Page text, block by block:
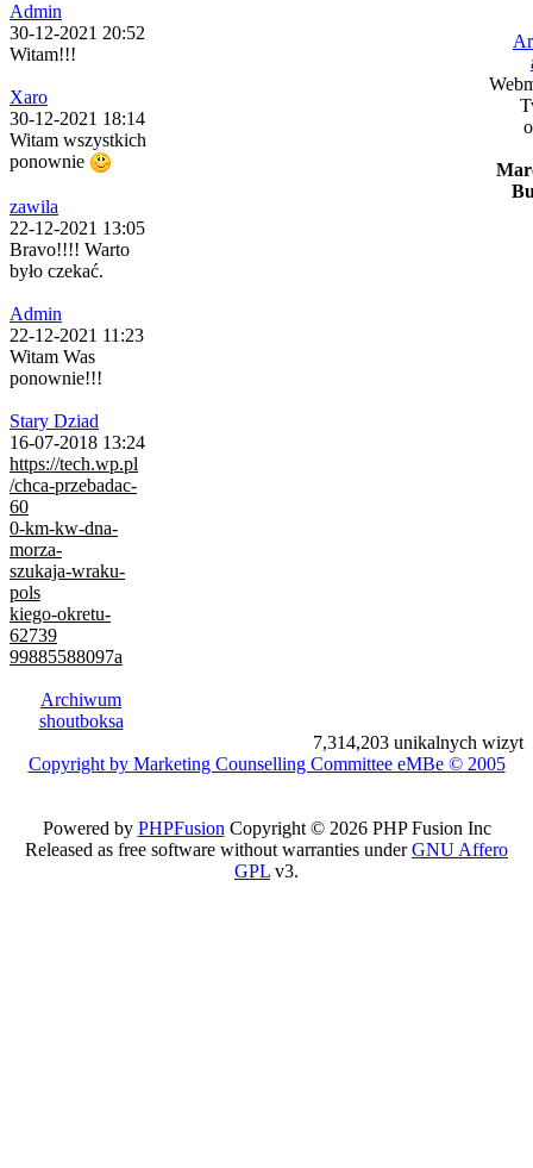
Admin
30-12-2021 20:52
Witam!!!
Xaro
30-12-2021 18:14
Witam wszystkich
ponownie
zawila
22-12-2021 13:05
Bravo!!!! Warto
było czekać.
Admin
22-12-2021 11:23
Witam Was
ponownie!!!
Stary Dziad
16-07-2018 13:24
https://tech.wp.pl
/chca-przebadac-
60
0-km-kw-dna-
morza-
szukaja-wraku-
pols
kiego-okretu-
62739
99885588097a
Archiwum
shoutboksa
7,314,203 unikalnych wizyt
Copyright by Marketing Counselling Committee eMBe © 2005
Powered by PHPFusion Copyright © 2026 PHP Fusion Inc
Released as free software without warranties underGNU Affero
GPL v3.